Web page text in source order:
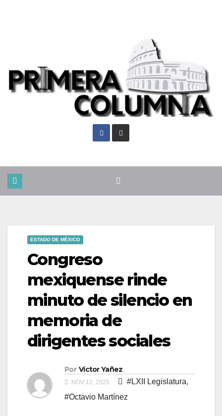
ESTADO DE MÉXICO
Congreso
mexiquense rinde
minuto de silencio en
memoria de
dirigentes sociales
Por Víctor Yañez
NOV 12, 2025 #LXII Legislatura,
#Octavio Martínez